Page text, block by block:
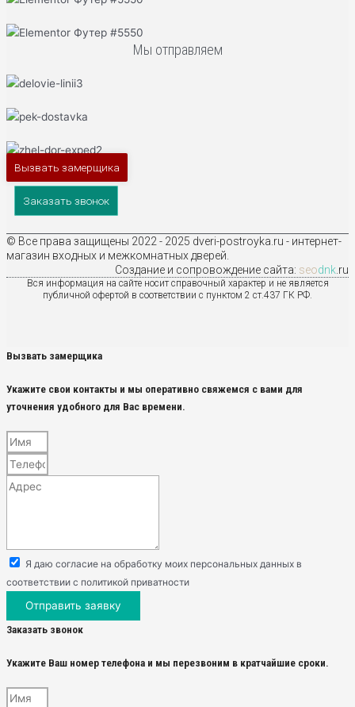
Мы отправляем
Вызвать замерщика
Заказать звонок
© Все права защищены 2022 - 2025 dveri-postroyka.ru - интернет-
магазин входных и межкомнатных дверей.
Создание и сопровождение сайта: seodnk .ru
Вся информация на сайте носит справочный характер и не является
публичной офертой в соответствии с пунктом 2 ст.437 ГК РФ.
Вызвать замерщика
Укажите свои контакты и мы оперативно свяжемся с вами для
уточнения удобного для Вас времени.
Я даю согласие на обработку моих персональных данных в
соответствии с политикой приватности
Отправить заявку
Заказать звонок
Укажите Ваш номер телефона и мы перезвоним в кратчайшие сроки.